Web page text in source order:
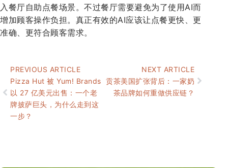
入餐厅自助点餐场景。不过餐厅需要避免为了使用AI而
增加顾客操作负担。真正有效的AI应该让点餐更快、更
准确、更符合顾客需求。
PREVIOUS ARTICLE
Pizza Hut 被 Yum! Brands
以 27 亿美元出售：一个老
牌披萨巨头，为什么走到这
一步？
NEXT ARTICLE
贡茶美国扩张背后：一家奶
茶品牌如何重做供应链？